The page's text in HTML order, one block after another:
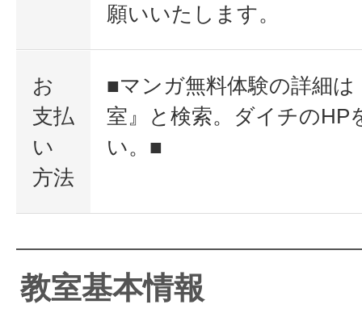
願いいたします。
お
支払
い
方法
■マンガ無料体験の詳細は
室』と検索。ダイチのHP
い。■
教室基本情報